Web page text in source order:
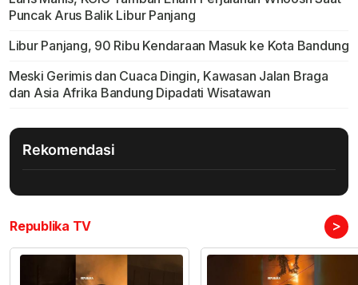
Puncak Arus Balik Libur Panjang
Libur Panjang, 90 Ribu Kendaraan Masuk ke Kota Bandung
Meski Gerimis dan Cuaca Dingin, Kawasan Jalan Braga
dan Asia Afrika Bandung Dipadati Wisatawan
Rekomendasi
Republika TV >